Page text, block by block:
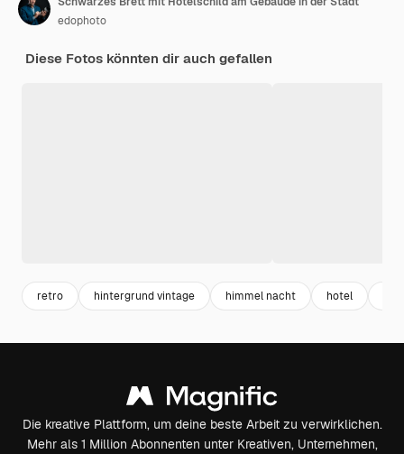
edophoto
Diese Fotos könnten dir auch gefallen
retro hintergrund vintage himmel nacht hotel
Die kreative Plattform, um deine beste Arbeit zu verwirklichen.
Mehr als 1 Million Abonnenten unter Kreativen, Unternehmen,